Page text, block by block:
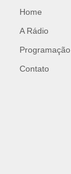
Home
A Rádio
Programação
Contato